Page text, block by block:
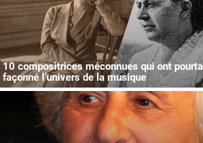
10 compositrices méconnues qui ont
façonné l’univers de la musique